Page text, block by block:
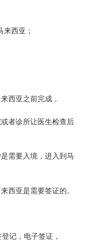
西亚；
西亚之前完成，
者诊所让医生检查后
需要入境，进入到马
西亚是需要签证的。
记，电子签证，